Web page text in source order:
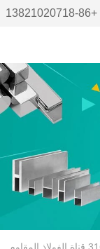
+86-13821020718